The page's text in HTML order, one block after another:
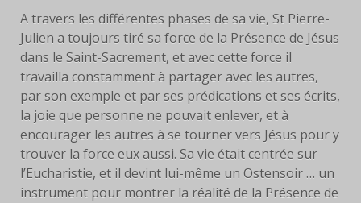
A travers les différentes phases de sa vie, St Pierre-
Julien a toujours tiré sa force de la Présence de Jésus
dans le Saint-Sacrement, et avec cette force il
travailla constamment à partager avec les autres,
par son exemple et par ses prédications et ses écrits,
la joie que personne ne pouvait enlever, et à
encourager les autres à se tourner vers Jésus pour y
trouver la force eux aussi. Sa vie était centrée sur
l’Eucharistie, et il devint lui-même un Ostensoir … un
instrument pour montrer la réalité de la Présence de